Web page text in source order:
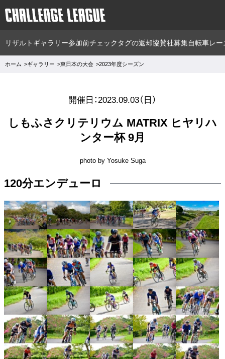
リザルト ギャラリー参加前チェック タグの返却協賛社募集自転車レ
ホーム ギャラリー 東日本の大会 2023年度シーズン
開催日：2023.09.03（日）
しもふさクリテリウム MATRIX ヒヤリハ
ンター杯 9月
photo by Yosuke Suga
120分エンデューロ